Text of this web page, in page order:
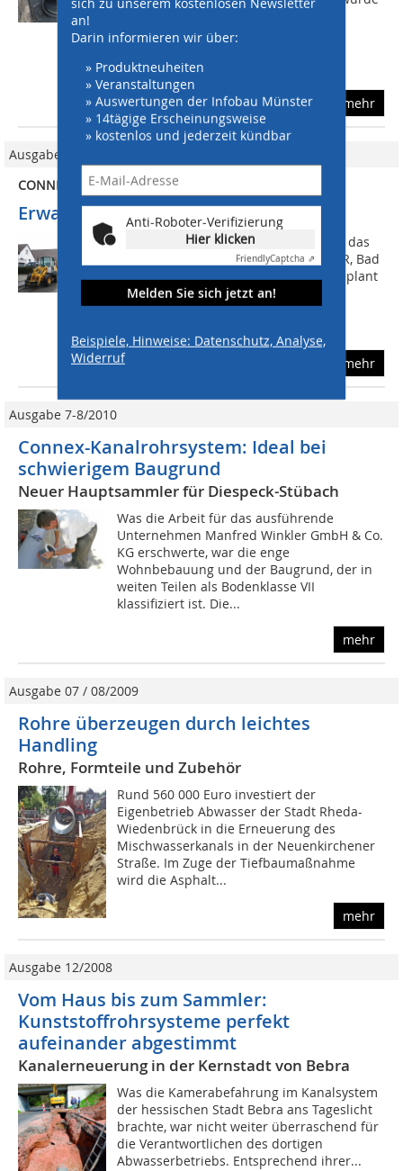
an!
Darin informieren wir über:
» Produktneuheiten
» Veranstaltungen
» Auswertungen der Infobau Münster
» 14tägige Erscheinungsweise
» kostenlos und jederzeit kündbar
Anti-Roboter-Verifizierung
Hier klicken
FriendlyCaptcha ⇗
Melden Sie sich jetzt an!
Beispiele, Hinweise: Datenschutz, Analyse,
Widerruf
Gütersloh mit der Bauausführung
sanierungsbedürftige...
mehr
Ausgabe 10/2012
CONNEX- UND HS-KANALROHRE
Erwartungen voll erfüllt
Denn bei den Maßnahmen, die durch das
Ingenieurbüro Battenberg & Koch GbR, Bad
Hersfeld, im Auftrag der Gemeinde geplant
wurden, werden auf einer
Gesamtleitungsstrecke von 1.500 m
mehr
Ausgabe 7-8/2010
Connex-Kanalrohrsystem: Ideal bei
schwierigem Baugrund
Neuer Hauptsammler für Diespeck-Stübach
Was die Arbeit für das ausführende
Unternehmen Manfred Winkler GmbH & Co.
KG erschwerte, war die enge
Wohnbebauung und der Baugrund, der in
weiten Teilen als Bodenklasse VII
klassifiziert ist. Die...
mehr
Ausgabe 07 / 08/2009
Rohre überzeugen durch leichtes
Handling
Rohre, Formteile und Zubehör
Rund 560 000 Euro investiert der
Eigenbetrieb Abwasser der Stadt Rheda-
Wiedenbrück in die Erneuerung des
Mischwasserkanals in der Neuenkirchener
Straße. Im Zuge der Tiefbaumaßnahme
wird die Asphalt...
mehr
Ausgabe 12/2008
Vom Haus bis zum Sammler:
Kunststoffrohrsysteme perfekt
aufeinander abgestimmt
Kanalerneuerung in der Kernstadt von Bebra
Was die Kamerabefahrung im Kanalsystem
der hessischen Stadt Bebra ans Tageslicht
brachte, war nicht weiter überraschend für
die Verantwortlichen des dortigen
Abwasserbetriebs. Entsprechend ihrer...